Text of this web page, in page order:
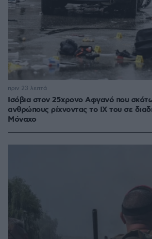
Ισόβια στον 25χρονο Αφγανό που
ανθρώπους ρίχνοντας το ΙΧ του σε
Μόναχο
πριν 23 λεπτά